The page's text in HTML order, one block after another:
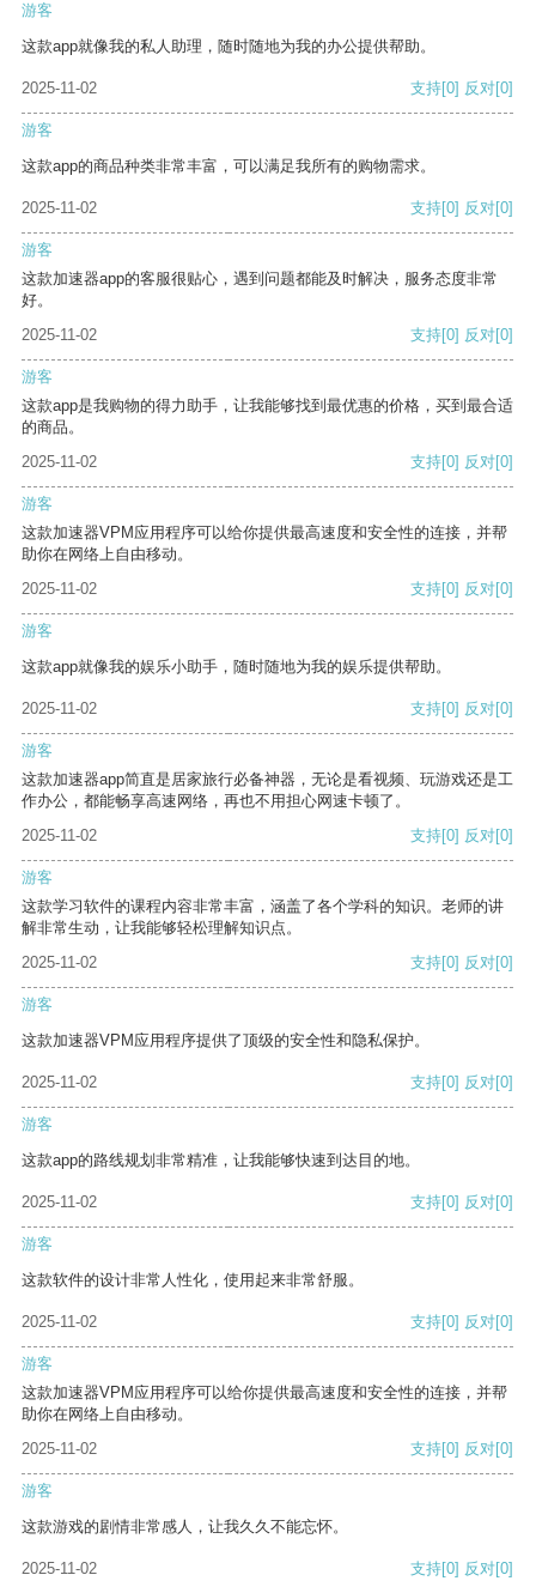
游客
这款app就像我的私人助理，随时随地为我的办公提供帮助。
2025-11-02 支持[0] 反对[0]
游客
这款app的商品种类非常丰富，可以满足我所有的购物需求。
2025-11-02 支持[0] 反对[0]
游客
这款加速器app的客服很贴心，遇到问题都能及时解决，服务态度非常
好。
2025-11-02
支持[0] 反对[0]
游客
这款app是我购物的得力助手，让我能够找到最优惠的价格，买到最合适
的商品。
2025-11-02
支持[0] 反对[0]
游客
这款加速器VPM应用程序可以给你提供最高速度和安全性的连接，并帮
助你在网络上自由移动。
2025-11-02
支持[0] 反对[0]
游客
这款app就像我的娱乐小助手，随时随地为我的娱乐提供帮助。
2025-11-02 支持[0] 反对[0]
游客
这款加速器app简直是居家旅行必备神器，无论是看视频、玩游戏还是工
作办公，都能畅享高速网络，再也不用担心网速卡顿了。
2025-11-02
支持[0] 反对[0]
游客
这款学习软件的课程内容非常丰富，涵盖了各个学科的知识。老师的讲
解非常生动，让我能够轻松理解知识点。
2025-11-02
支持[0] 反对[0]
游客
这款加速器VPM应用程序提供了顶级的安全性和隐私保护。
2025-11-02 支持[0] 反对[0]
游客
这款app的路线规划非常精准，让我能够快速到达目的地。
2025-11-02 支持[0] 反对[0]
游客
这款软件的设计非常人性化，使用起来非常舒服。
2025-11-02 支持[0] 反对[0]
游客
这款加速器VPM应用程序可以给你提供最高速度和安全性的连接，并帮
助你在网络上自由移动。
2025-11-02
支持[0] 反对[0]
游客
这款游戏的剧情非常感人，让我久久不能忘怀。
2025-11-02 支持[0] 反对[0]